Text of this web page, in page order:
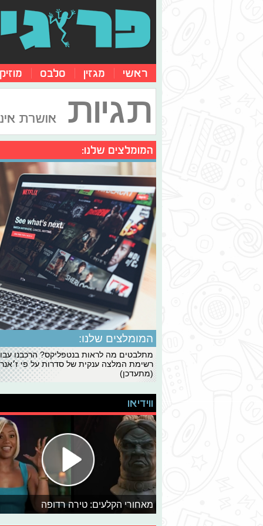
ראשי מגזין סלבס
תגיות אושרת
המומלצים שלנו:
המומלצים שלנו:
מתלבטים מה לראות בנטפליקס? הרכבנו
רשימת המלצה ענקית של סדרות על פי
(מתעדכן)
ווידיאו
מאחורי הקלעים: טירה רדופה